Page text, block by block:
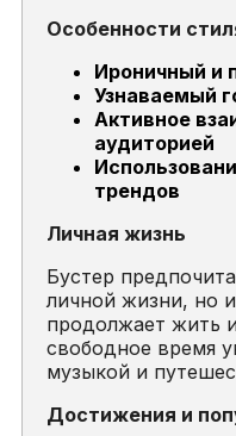
Особенности
Ироничный и
Узнаваемый
Активное
аудиторией
трендов
Личная жизнь
Бустер
личной жизни, но
продолжает жить
свободное время
музыкой и
Достижения и